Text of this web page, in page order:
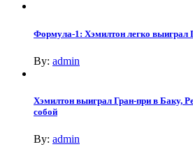
Формула-1: Хэмилтон легко выиграл
By: admin
Хэмилтон выиграл Гран-при в Баку,
собой
By: admin